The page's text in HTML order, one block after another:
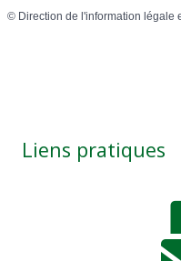
© Direction de l'information légale
Liens pratiques